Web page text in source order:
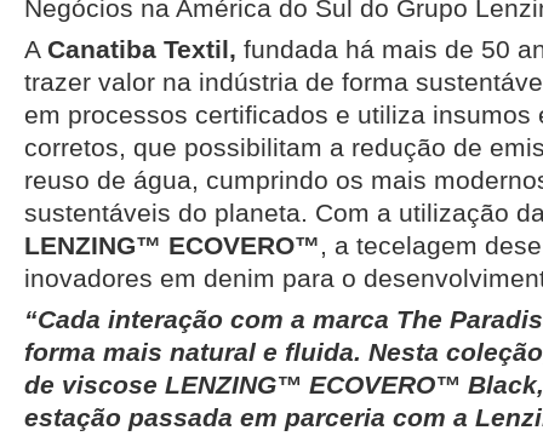
Negócios na América do Sul do Grupo
A Canatiba Textil, fundada há mais de 50
trazer valor na indústria de forma
em processos certificados e utiliza insumos
corretos, que possibilitam a redução de
reuso de água, cumprindo os mais
sustentáveis do planeta. Com a utilização
LENZING™ ECOVERO™️, a tecelagem
inovadores em denim para o
“Cada interação com a marca The
forma mais natural e fluida. Nesta
de viscose LENZING™ ECOVERO™
estação passada em parceria com a